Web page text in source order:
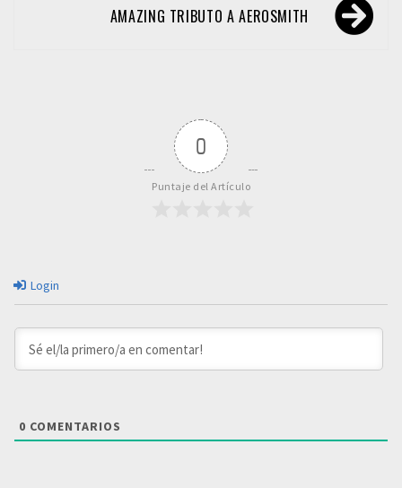
AMAZING TRIBUTO A AEROSMITH
0
Puntaje del Artículo
Login
0 COMENTARIOS